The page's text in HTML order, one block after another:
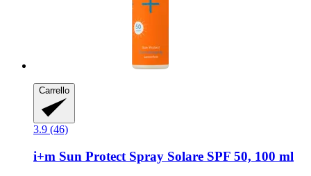
Carrello
3.9 (46)
i+m Sun Protect Spray Solare SPF 50, 100 ml